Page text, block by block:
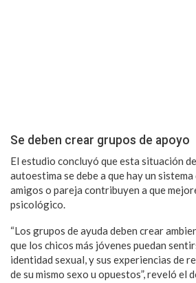
Se deben crear grupos de apoyo
El estudio concluyó que esta situación
autoestima se debe a que hay un sistema
amigos o pareja contribuyen a que
psicológico.
“Los grupos de ayuda deben crear
que los chicos más jóvenes puedan
identidad sexual, y sus experiencias de
de su mismo sexo u opuestos”, reveló el